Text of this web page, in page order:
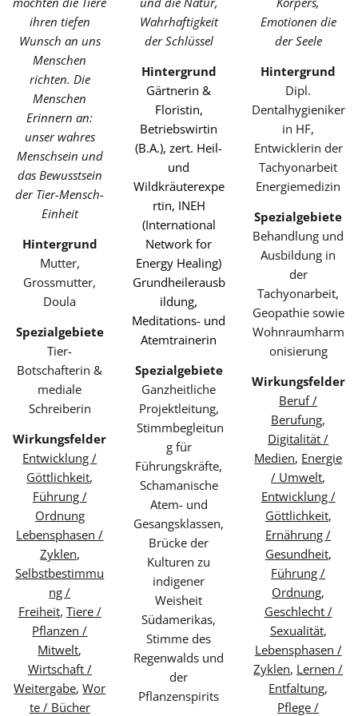
ihren tiefen
Wunsch an uns
Menschen
richten. Die
Menschen
Erinnern an:
unser wahres
Menschsein und
das Bewusstsein
der Tier-Mensch-
Einheit
Hintergrund
Mutter,
Grossmutter,
Doula
Spezialgebiete
Tier-
Botschafterin &
mediale
Schreiberin
Wirkungsfelder
Entwicklung /
Göttlichkeit,
Führung /
Ordnung
Lebensphasen /
Zyklen,
Selbstbestimmu
ng /
Freiheit, Tiere /
Pflanzen /
Mitwelt,
Wirtschaft /
Weitergabe,Wor
te / Bücher
Wahrhaftigkeit
der Schlüssel
Hintergrund
Gärtnerin &
Floristin,
Betriebswirtin
(B.A.), zert. Heil-
und
Wildkräuterexpe
rtin, INEH
(International
Network for
Energy Healing)
Grundheilerausb
ildung,
Meditations- und
Atemtrainerin
Spezialgebiete
Ganzheitliche
Projektleitung,
Stimmbegleitun
g für
Führungskräfte,
Schamanische
Atem- und
Gesangsklassen,
Brücke der
Kulturen zu
indigener
Weisheit
Südamerikas,
Stimme des
Regenwalds und
der
Pflanzenspirits
Emotionen die
der Seele
Hintergrund
Dipl.
Dentalhygieniker
in HF,
Entwicklerin der
Tachyonarbeit
Energiemedizin
Spezialgebiete
Behandlung und
Ausbildung in
der
Tachyonarbeit,
Geopathie sowie
Wohnraumharm
onisierung
Wirkungsfelder
Beruf /
Berufung,
Digitalität /
Medien, Energie
/ Umwelt,
Entwicklung /
Göttlichkeit,
Ernährung /
Gesundheit,
Führung /
Ordnung,
Geschlecht /
Sexualität,
Lebensphasen /
Zyklen, Lernen /
Entfaltung,
Pflege /